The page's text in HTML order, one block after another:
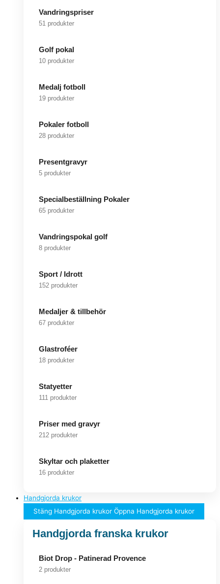
Vandringspriser
51 produkter
Golf pokal
10 produkter
Medalj fotboll
19 produkter
Pokaler fotboll
28 produkter
Presentgravyr
5 produkter
Specialbeställning Pokaler
65 produkter
Vandringspokal golf
8 produkter
Sport / Idrott
152 produkter
Medaljer & tillbehör
67 produkter
Glastroféer
18 produkter
Statyetter
111 produkter
Priser med gravyr
212 produkter
Skyltar och plaketter
16 produkter
Handgjorda krukor
Stäng Handgjorda krukor Öppna Handgjorda krukor
Handgjorda franska krukor
Biot Drop - Patinerad Provence
2 produkter